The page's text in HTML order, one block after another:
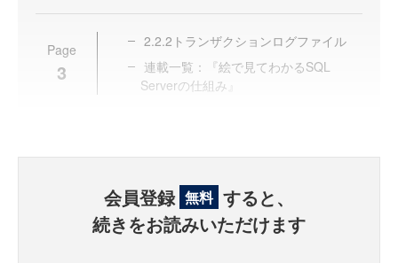
Page
3
2.2.2トランザクションログファイル
連載一覧：『絵で見てわかるSQL
Serverの仕組み』
会員登録 無料 すると、
続きをお読みいただけます